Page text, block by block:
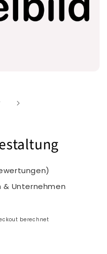
& Unternehmen
berechnet